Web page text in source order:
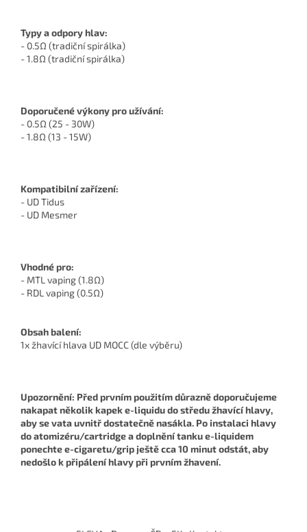
Typy a odpory hlav:
- 0.5Ω (tradiční spirálka)
- 1.8Ω (tradiční spirálka)
Doporučené výkony pro užívání:
- 0.5Ω (25 - 30W)
- 1.8Ω (13 - 15W)
Kompatibilní zařízení:
- UD Tidus
- UD Mesmer
Vhodné pro:
- MTL vaping (1.8Ω)
- RDL vaping (0.5Ω)
Obsah balení:
1x žhavící hlava UD MOCC (dle výběru)
Upozornění: Před prvním použitím důrazně doporučujeme
nakapat několik kapek e-liquidu do středu žhavící hlavy,
aby se vata uvnitř dostatečně nasákla. Po instalaci hlavy
do atomizéru/cartridge a doplnění tanku e-liquidem
ponechte e-cigaretu/grip ještě cca 10 minut odstát, aby
nedošlo k připálení hlavy při prvním žhavení.